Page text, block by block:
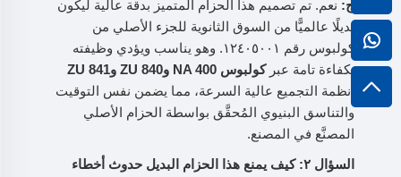
ج: نعم. تم تصميم هذا الحزام المتميز بدقة عالية ليكون
بديلًا عالميًّا من السوق الثانوية للجزء الأصلي من
كولبوس رقم ١٢٤٠٥٠٠١. وهو يناسب ويؤدي وظيفته
بكفاءة تامة عبركولبوس NA 400 وZU 840 وZU 841
أنظمة التجميع عالية السرعة، مما يضمن نفس التوقيت
والتناسق البنيوي المُحقَّق بواسطة الحزام الأصلي
المصنَّع في المصنع.
السؤال ٢: كيف يمنع هذا الحزام البديل حدوث أخطاء